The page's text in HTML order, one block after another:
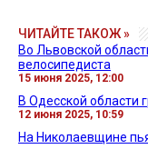
ЧИТАЙТЕ ТАКОЖ »
Во Львовской
велосипедиста
15 июня 2025, 12:00
В Одесской области
12 июня 2025, 10:59
На Николаевщине